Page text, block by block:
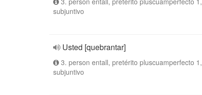
subjuntivo
Usted [quebrantar]
3. person entall, pretérito pluscuamperfecto 1,
subjuntivo